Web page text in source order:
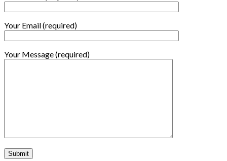
Your Email (required)
Your Message (required)